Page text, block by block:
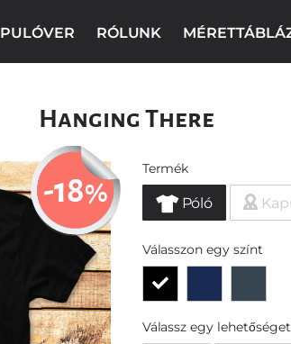
PULÓVER RÓLUNK
Hanging There
-18%
Termék
Póló
Válasszon egy színt
Válassz egy lehetőséget